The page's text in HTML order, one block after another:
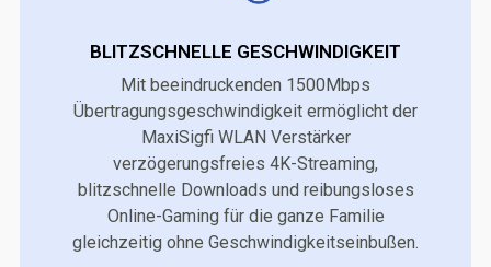
BLITZSCHNELLE GESCHWINDIGKEIT
Mit beeindruckenden 1500Mbps
Übertragungsgeschwindigkeit ermöglicht der
MaxiSigfi WLAN Verstärker
verzögerungsfreies 4K-Streaming,
blitzschnelle Downloads und reibungsloses
Online-Gaming für die ganze Familie
gleichzeitig ohne Geschwindigkeitseinbußen.